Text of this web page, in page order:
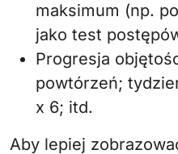
maksimum (np.
jako test
Progresja
powtórzeń;
x 6; itd.
Aby lepiej